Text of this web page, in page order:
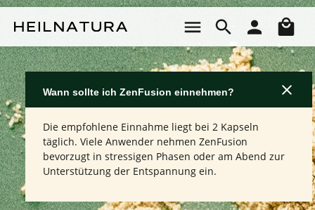
Wann sollte ich ZenFusion einnehmen?
Die empfohlene Einnahme liegt bei 2 Kapseln
täglich. Viele Anwender nehmen ZenFusion
bevorzugt in stressigen Phasen oder am Abend zur
Unterstützung der Entspannung ein.